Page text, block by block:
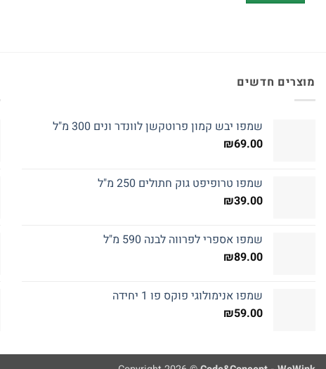
מוצרים חדשים
שמפו יבש קמון פרוטקשן לוונדר ונים 300 מ"ל
₪69.00
שמפו טרופיפט גוק חתולים 250 מ"ל
₪39.00
שמפו אספרי לפרווה לבנה 590 מ"ל
₪89.00
שמפו אנימולוגי פוקס פו 1 יחידה
₪59.00